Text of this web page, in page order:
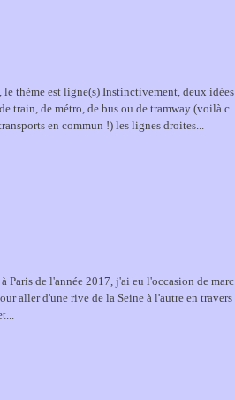
le thème est ligne(s) Instinctivement, deux idées
train, de métro, de bus ou de tramway (voilà c
en commun !) les lignes droites...
Paris de l'année 2017, j'ai eu l'occasion de marc
aller d'une rive de la Seine à l'autre en travers